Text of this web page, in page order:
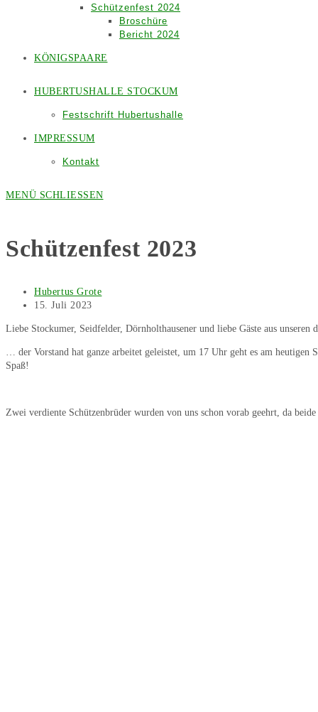
Schützenfest 2024
Broschüre
Bericht 2024
KÖNIGSPAARE
HUBERTUSHALLE STOCKUM
Festschrift Hubertushalle
IMPRESSUM
Kontakt
MENÜ SCHLIESSEN
Schützenfest 2023
Beitrags-
Autor:
Hubertus Grote
Beitrag
15. Juli 2023
Liebe Stockumer, Seidfelder, Dörnholthausener und liebe Gäste aus
… der Vorstand hat ganze arbeitet geleistet, um 17 Uhr geht es am heutigen
Spaß!
Zwei verdiente Schützenbrüder wurden von uns schon vorab geehrt, da